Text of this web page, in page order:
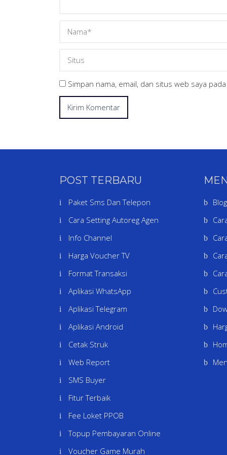
Simpan nama, email, dan situs web saya
POST TERBARU
Paket Sms Dan Telepon
Cara Setting Autoreg Agen
Info Channel
Harga Voucher TV
Format Transaksi
Aplikasi WhatsApp
Aplikasi Telegram
Aplikasi Android
Cetak Struk
Web Report
SMS Buyer
Fitur Terbaik
Fee Loket PPOB
Topup Pembayaran Online
Voucher Game Murah
Blog